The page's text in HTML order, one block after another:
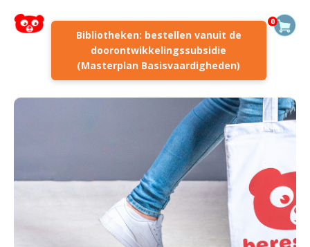
Bibliotheken: bestellen vanuit de
doorontwikkelingssubsidie
(Masterplan Basisvaardigheden)
0